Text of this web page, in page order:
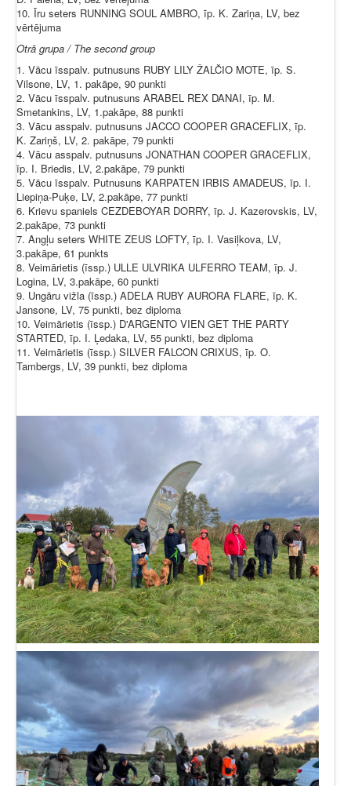
10. Īru seters RUNNING SOUL AMBRO, īp. K. Zariņa, LV, bez
vērtējuma
Otrā grupa / The second group
1. Vācu īsspalv. putnusuns RUBY LILY ŽALČIO MOTE, īp. S.
Vilsone, LV, 1. pakāpe, 90 punkti
2. Vācu īsspalv. putnusuns ARABEL REX DANAI, īp. M.
Smetankins, LV, 1.pakāpe, 88 punkti
3. Vācu asspalv. putnusuns JACCO COOPER GRACEFLIX, īp.
K. Zariņš, LV, 2. pakāpe, 79 punkti
4. Vācu asspalv. putnusuns JONATHAN COOPER GRACEFLIX,
īp. I. Briedis, LV, 2.pakāpe, 79 punkti
5. Vācu īsspalv. Putnusuns KARPATEN IRBIS AMADEUS, īp. I.
Liepiņa-Puķe, LV, 2.pakāpe, 77 punkti
6. Krievu spaniels CEZDEBOYAR DORRY, īp. J. Kazerovskis, LV,
2.pakāpe, 73 punkti
7. Angļu seters WHITE ZEUS LOFTY, īp. I. Vasiļkova, LV,
3.pakāpe, 61 punkts
8. Veimārietis (īssp.) ULLE ULVRIKA ULFERRO TEAM, īp. J.
Logina, LV, 3.pakāpe, 60 punkti
9. Ungāru vižla (īssp.) ADELA RUBY AURORA FLARE, īp. K.
Jansone, LV, 75 punkti, bez diploma
10. Veimārietis (īssp.) D'ARGENTO VIEN GET THE PARTY
STARTED, īp. I. Ļedaka, LV, 55 punkti, bez diploma
11. Veimārietis (īssp.) SILVER FALCON CRIXUS, īp. O.
Tambergs, LV, 39 punkti, bez diploma